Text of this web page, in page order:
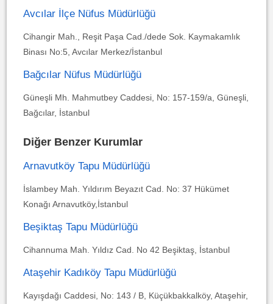
Avcılar İlçe Nüfus Müdürlüğü
Cihangir Mah., Reşit Paşa Cad./dede Sok. Kaymakamlık
Binası No:5, Avcılar Merkez/İstanbul
Bağcılar Nüfus Müdürlüğü
Güneşli Mh. Mahmutbey Caddesi, No: 157-159/a, Güneşli,
Bağcılar, İstanbul
Diğer Benzer Kurumlar
Arnavutköy Tapu Müdürlüğü
İslambey Mah. Yıldırım Beyazıt Cad. No: 37 Hükümet
Konağı Arnavutköy,İstanbul
Beşiktaş Tapu Müdürlüğü
Cihannuma Mah. Yıldız Cad. No 42 Beşiktaş, İstanbul
Ataşehir Kadıköy Tapu Müdürlüğü
Kayışdağı Caddesi, No: 143 / B, Küçükbakkalköy, Ataşehir,